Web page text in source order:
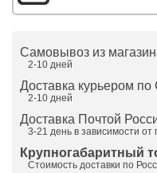
Самовывоз из
2-10 дней
Доставка курьером
2-10 дней
Доставка Почтой
3-21 день в зависимости от
Крупногабаритный
Стоимость доставки по